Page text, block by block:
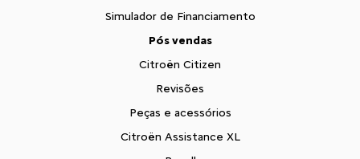
Simulador de Financiamento
Pós vendas
Citroën Citizen
Revisões
Peças e acessórios
Citroën Assistance XL